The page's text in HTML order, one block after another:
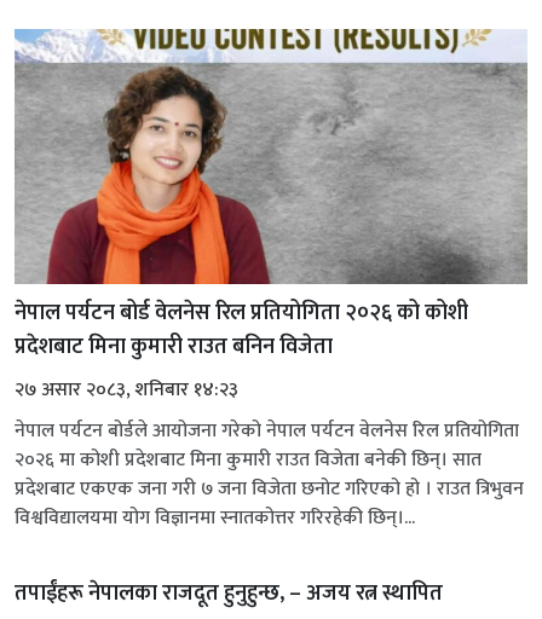
नेपाल पर्यटन बोर्ड वेलनेस रिल प्रतियोगिता २०२६ को कोशी
प्रदेशबाट मिना कुमारी राउत बनिन विजेता
२७ असार २०८३, शनिबार १४:२३
नेपाल पर्यटन बोर्डले आयोजना गरेको नेपाल पर्यटन वेलनेस रिल प्रतियोगिता
२०२६ मा कोशी प्रदेशबाट मिना कुमारी राउत विजेता बनेकी छिन्। सात
प्रदेशबाट एकएक जना गरी ७ जना विजेता छनोट गरिएको हो । राउत त्रिभुवन
विश्वविद्यालयमा योग विज्ञानमा स्नातकोत्तर गरिरहेकी छिन्।...
तपाईंहरू नेपालका राजदूत हुनुहुन्छ, – अजय रत्न स्थापित